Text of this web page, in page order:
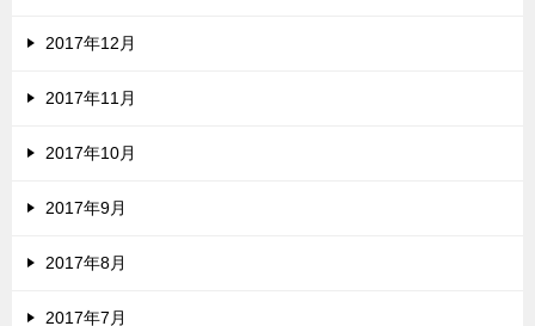
2017年12月
2017年11月
2017年10月
2017年9月
2017年8月
2017年7月